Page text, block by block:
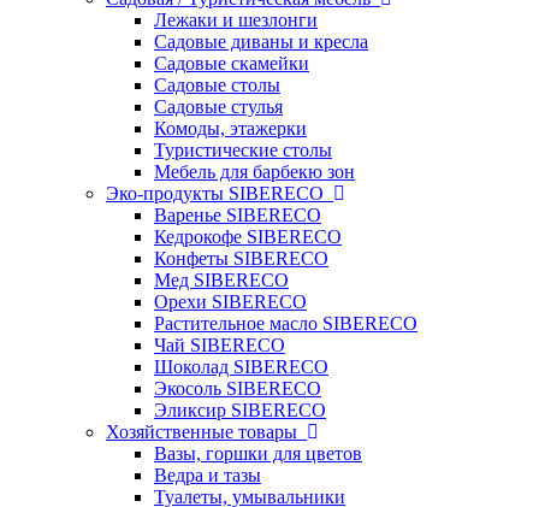
Лежаки и шезлонги
Садовые диваны и кресла
Садовые скамейки
Садовые столы
Садовые стулья
Комоды, этажерки
Туристические столы
Мебель для барбекю зон
Эко-продукты SIBERECO
Варенье SIBERECO
Кедрокофе SIBERECO
Конфеты SIBERECO
Мед SIBERECO
Орехи SIBERECO
Растительное масло SIBERECO
Чай SIBERECO
Шоколад SIBERECO
Экосоль SIBERECO
Эликсир SIBERECO
Хозяйственные товары
Вазы, горшки для цветов
Ведра и тазы
Туалеты, умывальники